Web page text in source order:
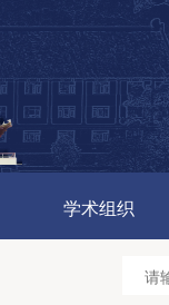
学术组织